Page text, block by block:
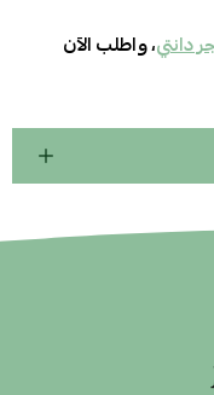
دانتي، واطلب الآن